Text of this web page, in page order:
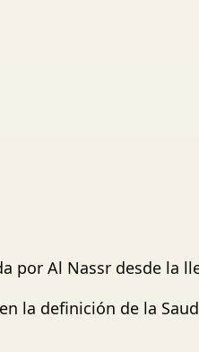
por Al Nassr desde la
la definición de la